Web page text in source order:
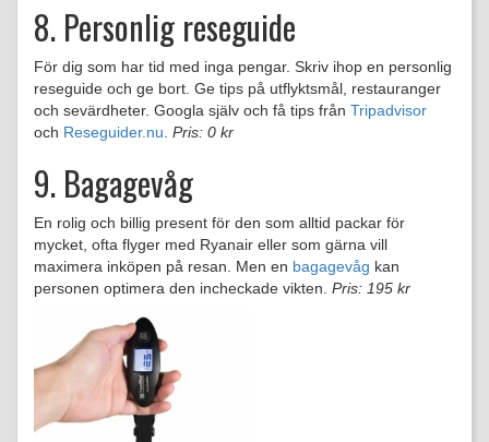
8. Personlig reseguide
För dig som har tid med inga pengar. Skriv ihop en personlig
reseguide och ge bort. Ge tips på utflyktsmål, restauranger
och sevärdheter. Googla själv och få tips från Tripadvisor
och Reseguider.nu Pris: 0 kr
9. Bagagevåg
En rolig och billig present för den som alltid packar för
mycket, ofta flyger med Ryanair eller som gärna vill
maximera inköpen på resan. Men en bagagevåg kan
personen optimera den incheckade vikten. Pris: 195 kr